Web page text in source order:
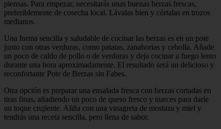
piensas. Para empezar, necesitarás unas buenas berzas frescas,
preferiblemente de cosecha local. Lávalas bien y córtalas en trozos
medianos.
Una forma sencilla y saludable de cocinar las berzas es en un pote
junto con otras verduras, como patatas, zanahorias y cebolla. Añade
un poco de caldo de pollo o de verduras y deja cocinar a fuego lento
durante una hora aproximadamente. El resultado será un delicioso y
reconfortante Pote de Berzas sin Fabes.
Otra opción es preparar una ensalada fresca con berzas cortadas en
tiras finas, añadiendo un poco de queso fresco y nueces para darle
un toque crujiente. Aliña con una vinagreta de mostaza y miel y
tendrás una receta sencilla, pero llena de sabor.